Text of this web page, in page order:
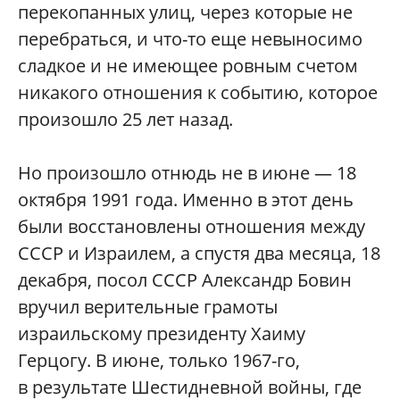
перекопанных улиц, через которые не
перебраться, и что-то еще невыносимо
сладкое и не имеющее ровным счетом
никакого отношения к событию, которое
произошло 25 лет назад.
Но произошло отнюдь не в июне — 18
октября 1991 года. Именно в этот день
были восстановлены отношения между
СССР и Израилем, а спустя два месяца, 18
декабря, посол СССР Александр Бовин
вручил верительные грамоты
израильскому президенту Хаиму
Герцогу. В июне, только 1967-го,
в результате Шестидневной войны, где